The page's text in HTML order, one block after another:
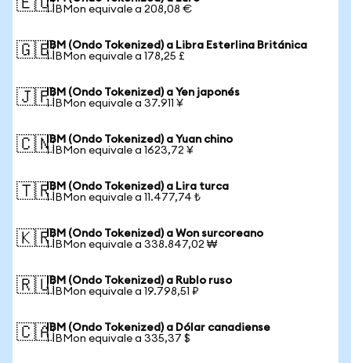
🇪🇺1 IBMon equivale a 208,08 €
🇬🇧IBM (Ondo Tokenized) a Libra Esterlina Británica
1 IBMon equivale a 178,25 £
🇯🇵IBM (Ondo Tokenized) a Yen japonés
1 IBMon equivale a 37.911 ¥
🇨🇳IBM (Ondo Tokenized) a Yuan chino
1 IBMon equivale a 1623,72 ¥
🇹🇷IBM (Ondo Tokenized) a Lira turca
1 IBMon equivale a 11.477,74 ₺
🇰🇷IBM (Ondo Tokenized) a Won surcoreano
1 IBMon equivale a 338.847,02 ₩
🇷🇺IBM (Ondo Tokenized) a Rublo ruso
1 IBMon equivale a 19.798,51 ₽
🇨🇦IBM (Ondo Tokenized) a Dólar canadiense
1 IBMon equivale a 335,37 $